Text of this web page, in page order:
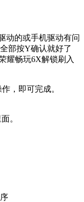
动的或手机驱动有问
部按Y确认就好了
，即可完成。
。